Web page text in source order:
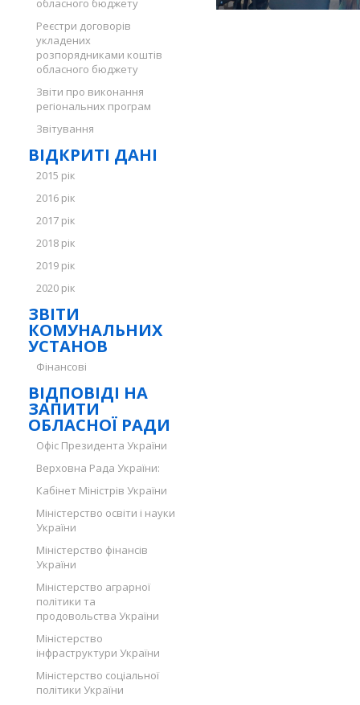
обласного бюджету
Реєстри договорів
укладених
розпорядниками коштів
обласного бюджету
Звіти про виконання
регіональних програм
Звітування
ВІДКРИТІ ДАНІ
2015 рік
2016 рік
2017 рік
2018 рік
2019 рік
2020 рік
ЗВІТИ
КОМУНАЛЬНИХ
УСТАНОВ
Фінансові
ВІДПОВІДІ НА
ЗАПИТИ
ОБЛАСНОЇ РАДИ
Офіс Президента України
Верховна Рада України:
Кабінет Міністрів України
Міністерство освіти і науки
України
Міністерство фінансів
України
Міністерство аграрної
політики та
продовольства України
Міністерство
інфраструктури України
Міністерство соціальної
політики України